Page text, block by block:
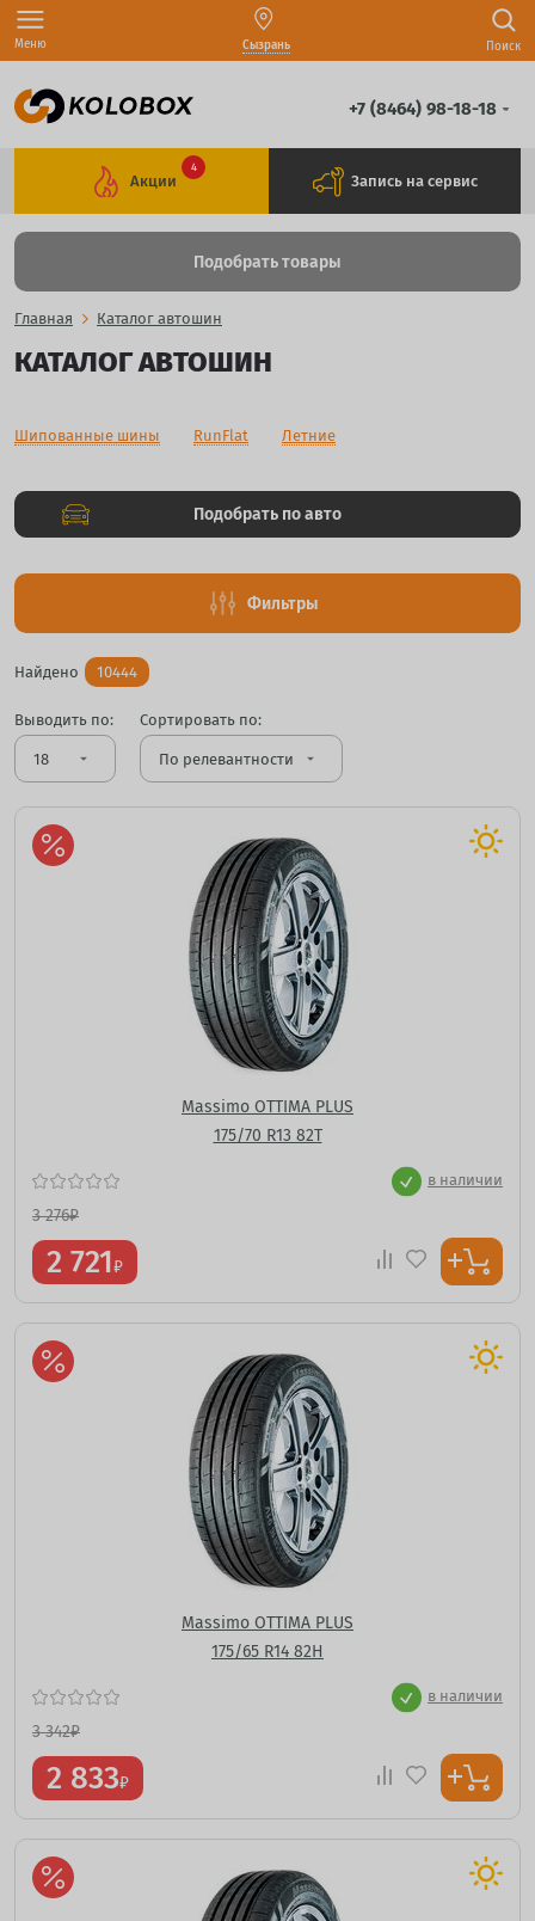
Меню Сызрань Поиск
+7 (8464) 98-18-18
Акции
4
Запись на сервис
Подобрать товары
Главная Каталог автошин
КАТАЛОГ АВТОШИН
Шипованные шины RunFlat Летние
Подобрать по авто
Фильтры
Найдено 10444
Выводить по:
arrow_drop_down
Сортировать по:
arrow_drop_down
Massimo OTTIMA PLUS
175/70 R13 82T
в наличии
3 276₽
2 721₽
Massimo OTTIMA PLUS
175/65 R14 82H
в наличии
3 342₽
2 833₽